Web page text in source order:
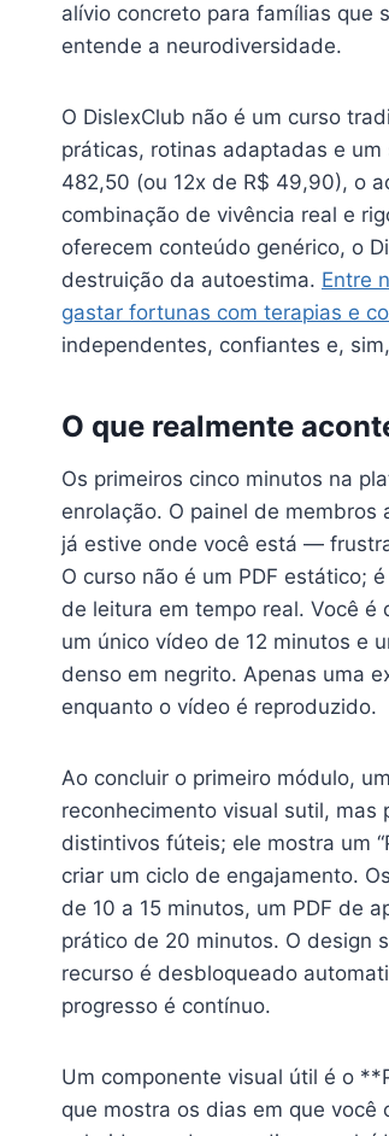
alívio concreto para famílias que
entende a neurodiversidade.
O DislexClub não é um curso
práticas, rotinas adaptadas e
482,50 (ou 12x de R$ 49,90), o
combinação de vivência real e
oferecem conteúdo genérico, o
destruição da autoestima. Entre
gastar fortunas com terapias e
independentes, confiantes e,
O que realmente
Os primeiros cinco minutos na
enrolação. O painel de
já estive onde você está —
O curso não é um PDF estático;
de leitura em tempo real. Você é
um único vídeo de 12 minutos e
denso em negrito. Apenas uma
enquanto o vídeo é reproduzido.
Ao concluir o primeiro módulo,
reconhecimento visual sutil, mas
distintivos fúteis; ele mostra um
criar um ciclo de engajamento.
de 10 a 15 minutos, um PDF de
prático de 20 minutos. O design
recurso é desbloqueado
progresso é contínuo.
Um componente visual útil é o
que mostra os dias em que